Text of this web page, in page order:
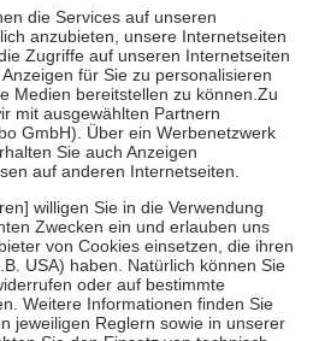
jedoch nie mehr als die tatsächlichen
auch für Online-Apotheken.
Krankenpflege beträgt die
sowie zehn Euro je
für ihre eigene Gesundheit zu
der Familie zu unterstützen,
zum vollendeten 18. Lebensjahr
und Früherkennung, die von der